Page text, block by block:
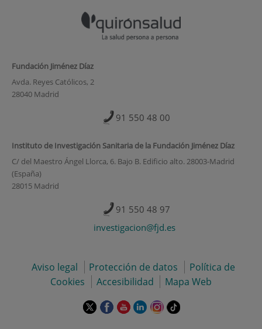
Fundación Jiménez Díaz
Avda. Reyes Católicos, 2
28040 Madrid
91 550 48 00
Instituto de Investigación Sanitaria de la Fundación Jiménez Díaz
C/ del Maestro Ángel Llorca, 6. Bajo B. Edificio alto. 28003-Madrid
(España)
28015 Madrid
91 550 48 97
investigacion@fjd.es
Aviso legal Protección de datos
Política de
Cookies
Accesibilidad Mapa Web
EsteEsteEsteEsteEsteEnlace